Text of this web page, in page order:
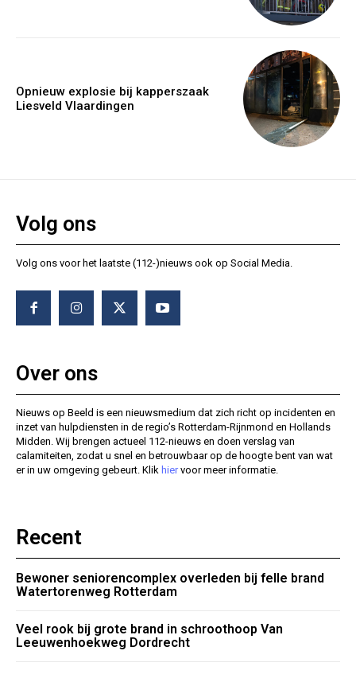
Opnieuw explosie bij kapperszaak
Liesveld Vlaardingen
Volg ons
Volg ons voor het laatste (112-)nieuws ook op Social Media.
Over ons
Nieuws op Beeld is een nieuwsmedium dat zich richt op incidenten en
inzet van hulpdiensten in de regio’s Rotterdam-Rijnmond en Hollands
Midden. Wij brengen actueel 112-nieuws en doen verslag van
calamiteiten, zodat u snel en betrouwbaar op de hoogte bent van wat
er in uw omgeving gebeurt. Klik hiervoor meer informatie.
Recent
Bewoner seniorencomplex overleden bij felle brand
Watertorenweg Rotterdam
Veel rook bij grote brand in schroothoop Van
Leeuwenhoekweg Dordrecht